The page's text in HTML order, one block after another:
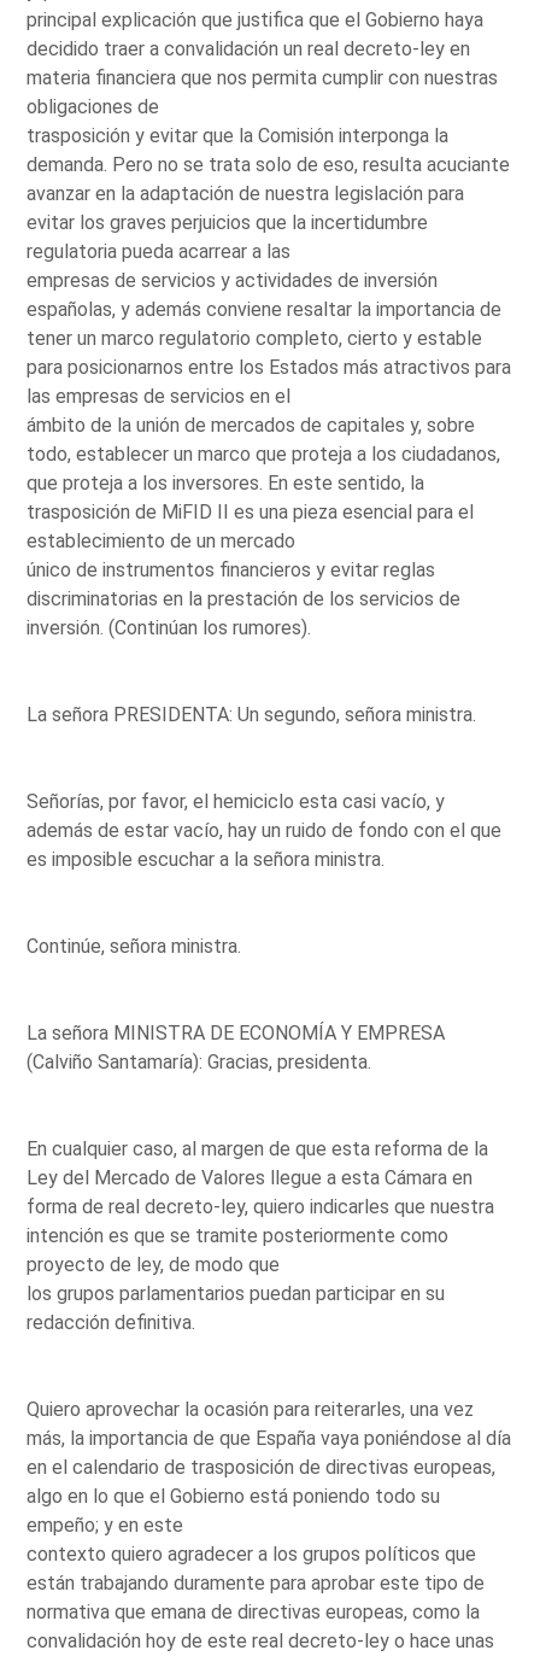
principal explicación que justifica que el Gobierno haya
decidido traer a convalidación un real decreto-ley en
materia financiera que nos permita cumplir con nuestras
obligaciones de
trasposición y evitar que la Comisión interponga la
demanda. Pero no se trata solo de eso, resulta acuciante
avanzar en la adaptación de nuestra legislación para
evitar los graves perjuicios que la incertidumbre
regulatoria pueda acarrear a las
empresas de servicios y actividades de inversión
españolas, y además conviene resaltar la importancia de
tener un marco regulatorio completo, cierto y estable
para posicionarnos entre los Estados más atractivos para
las empresas de servicios en el
ámbito de la unión de mercados de capitales y, sobre
todo, establecer un marco que proteja a los ciudadanos,
que proteja a los inversores. En este sentido, la
trasposición de MiFID II es una pieza esencial para el
establecimiento de un mercado
único de instrumentos financieros y evitar reglas
discriminatorias en la prestación de los servicios de
inversión. (Continúan los rumores).
La señora PRESIDENTA: Un segundo, señora ministra.
Señorías, por favor, el hemiciclo esta casi vacío, y
además de estar vacío, hay un ruido de fondo con el que
es imposible escuchar a la señora ministra.
Continúe, señora ministra.
La señora MINISTRA DE ECONOMÍA Y EMPRESA
(Calviño Santamaría): Gracias, presidenta.
En cualquier caso, al margen de que esta reforma de la
Ley del Mercado de Valores llegue a esta Cámara en
forma de real decreto-ley, quiero indicarles que nuestra
intención es que se tramite posteriormente como
proyecto de ley, de modo que
los grupos parlamentarios puedan participar en su
redacción definitiva.
Quiero aprovechar la ocasión para reiterarles, una vez
más, la importancia de que España vaya poniéndose al día
en el calendario de trasposición de directivas europeas,
algo en lo que el Gobierno está poniendo todo su
empeño; y en este
contexto quiero agradecer a los grupos políticos que
están trabajando duramente para aprobar este tipo de
normativa que emana de directivas europeas, como la
convalidación hoy de este real decreto-ley o hace unas